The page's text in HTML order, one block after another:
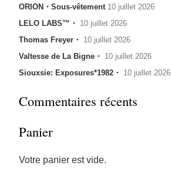
ORION・Sous-vêtement 10 juillet 2026
LELO LABS™・ 10 juillet 2026
Thomas Freyer・ 10 juillet 2026
Valtesse de La Bigne・ 10 juillet 2026
Siouxsie: Exposures*1982・ 10 juillet 2026
Commentaires récents
Panier
Votre panier est vide.